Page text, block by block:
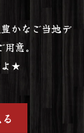
かなご当地デ
意。
よ★